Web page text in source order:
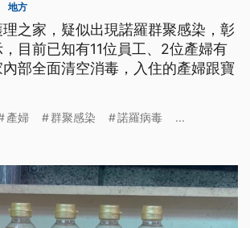
地方
之家，疑似出現諾羅群聚感染，彰
目前已知有11位員工、2位產婦有
部全面清空消毒，入住的產婦跟寶
產婦 群聚感染 諾羅病毒 ...